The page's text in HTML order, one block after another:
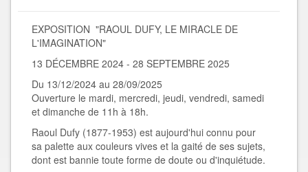
EXPOSITION "RAOUL DUFY, LE MIRACLE DE
L'IMAGINATION"
13 DÉCEMBRE 2024 - 28 SEPTEMBRE 2025
Du 13/12/2024 au 28/09/2025
Ouverture le mardi, mercredi, jeudi, vendredi, samedi
et dimanche de 11h à 18h.
Raoul Dufy (1877-1953) est aujourd'hui connu pour
sa palette aux couleurs vives et la gaité de ses sujets,
dont est bannie toute forme de doute ou d'inquiétude.